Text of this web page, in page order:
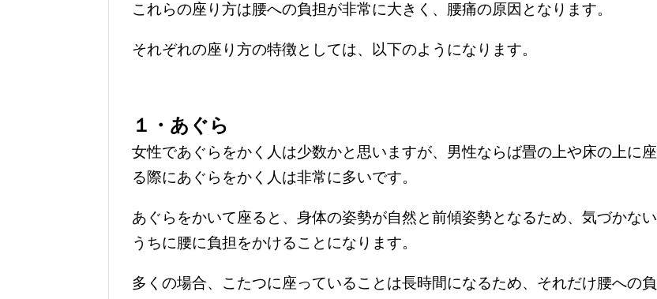
これらの座り方は腰への負担が非常に大きく、腰痛の原因となります。
それぞれの座り方の特徴としては、以下のようになります。
１・あぐら
女性であぐらをかく人は少数かと思いますが、男性ならば畳の上や床の上に座
る際にあぐらをかく人は非常に多いです。
あぐらをかいて座ると、身体の姿勢が自然と前傾姿勢となるため、気づかない
うちに腰に負担をかけることになります。
多くの場合、こたつに座っていることは長時間になるため、それだけ腰への負